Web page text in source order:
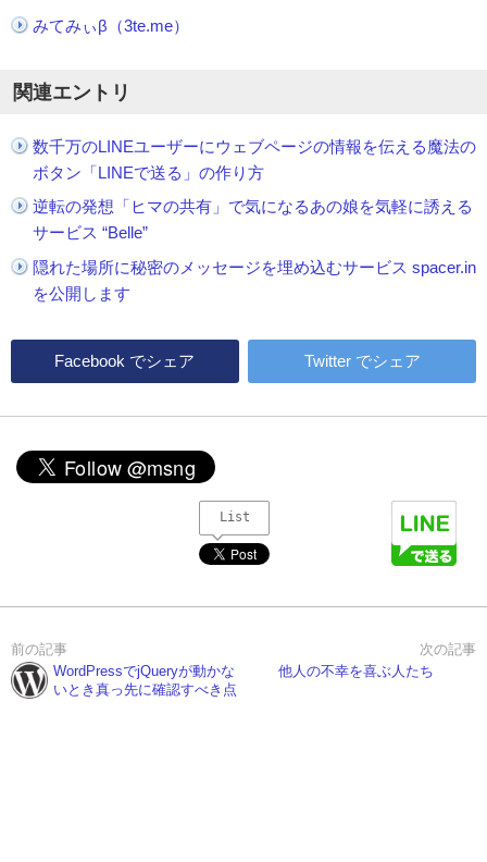
みてみぃβ（3te.me）
関連エントリ
数千万のLINEユーザーにウェブページの情報を伝える魔法の
ボタン「LINEで送る」の作り方
逆転の発想「ヒマの共有」で気になるあの娘を気軽に誘える
サービス “Belle”
隠れた場所に秘密のメッセージを埋め込むサービス spacer.in
を公開します
Facebook でシェア Twitterでシェア
List
WordPressでjQueryが動かな
いとき真っ先に確認すべき点
他人の不幸を喜ぶ人たち